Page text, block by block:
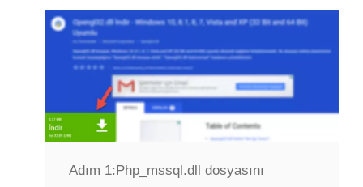
Adım 1: Php_mssql.dll dosyasını